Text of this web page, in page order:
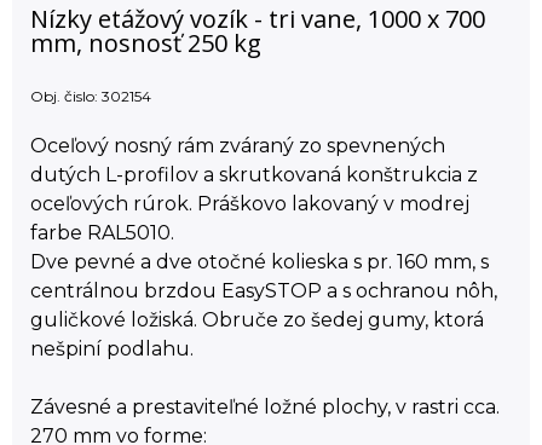
Nízky etážový vozík - tri vane, 1000 x 700
mm, nosnosť 250 kg
Obj. čislo: 302154
Oceľový nosný rám zváraný zo spevnených
dutých L-profilov a skrutkovaná konštrukcia z
oceľových rúrok. Práškovo lakovaný v modrej
farbe RAL5010.
Dve pevné a dve otočné kolieska s pr. 160 mm, s
centrálnou brzdou EasySTOP a s ochranou nôh,
guličkové ložiská. Obruče zo šedej gumy, ktorá
nešpiní podlahu.
Závesné a prestaviteľné ložné plochy, v rastri cca.
270 mm vo forme: